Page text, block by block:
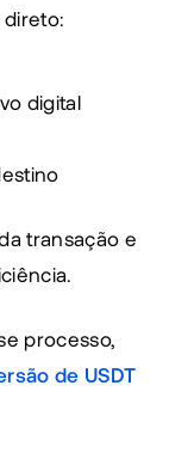
digital
transação e
processo,
de USDT